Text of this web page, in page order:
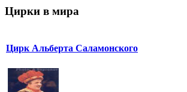
Цирки в мира
Цирк Альберта Саламонского